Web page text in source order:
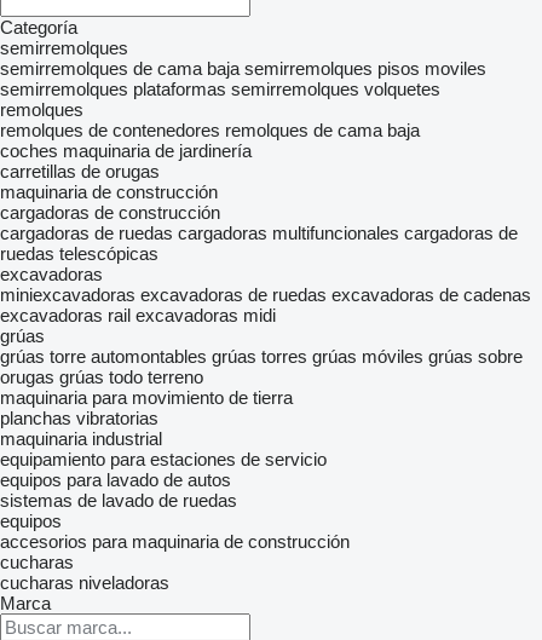
Categoría
semirremolques
semirremolques de cama baja semirremolques pisos moviles
semirremolques plataformas semirremolques volquetes
remolques
remolques de contenedores remolques de cama baja
coches maquinaria de jardinería
carretillas de orugas
maquinaria de construcción
cargadoras de construcción
cargadoras de ruedas cargadoras multifuncionales cargadoras de
ruedas telescópicas
excavadoras
miniexcavadoras excavadoras de ruedas excavadoras de cadenas
excavadoras rail excavadoras midi
grúas
grúas torre automontables grúas torres grúas móviles grúas sobre
orugas grúas todo terreno
maquinaria para movimiento de tierra
planchas vibratorias
maquinaria industrial
equipamiento para estaciones de servicio
equipos para lavado de autos
sistemas de lavado de ruedas
equipos
accesorios para maquinaria de construcción
cucharas
cucharas niveladoras
Marca